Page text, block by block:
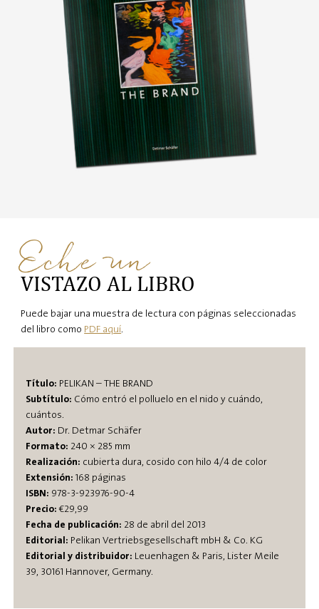
Eche un
VISTAZO AL LIBRO
Puede bajar una muestra de lectura con páginas seleccionadas
del libro como PDF aquí.
Título: PELIKAN – THE BRAND
Subtítulo: Cómo entró el polluelo en el nido y cuándo,
cuántos.
Autor: Dr. Detmar Schäfer
Formato: 240 × 285 mm
Realización: cubierta dura, cosido con hilo 4/4 de color
Extensión: 168 páginas
ISBN: 978-3-923976-90-4
Precio:€29,99
Fecha de publicación: 28 de abril del 2013
Editorial: Pelikan Vertriebsgesellschaft mbH & Co. KG
Editorial y distribuidor: Leuenhagen & Paris, Lister Meile
39, 30161 Hannover, Germany.